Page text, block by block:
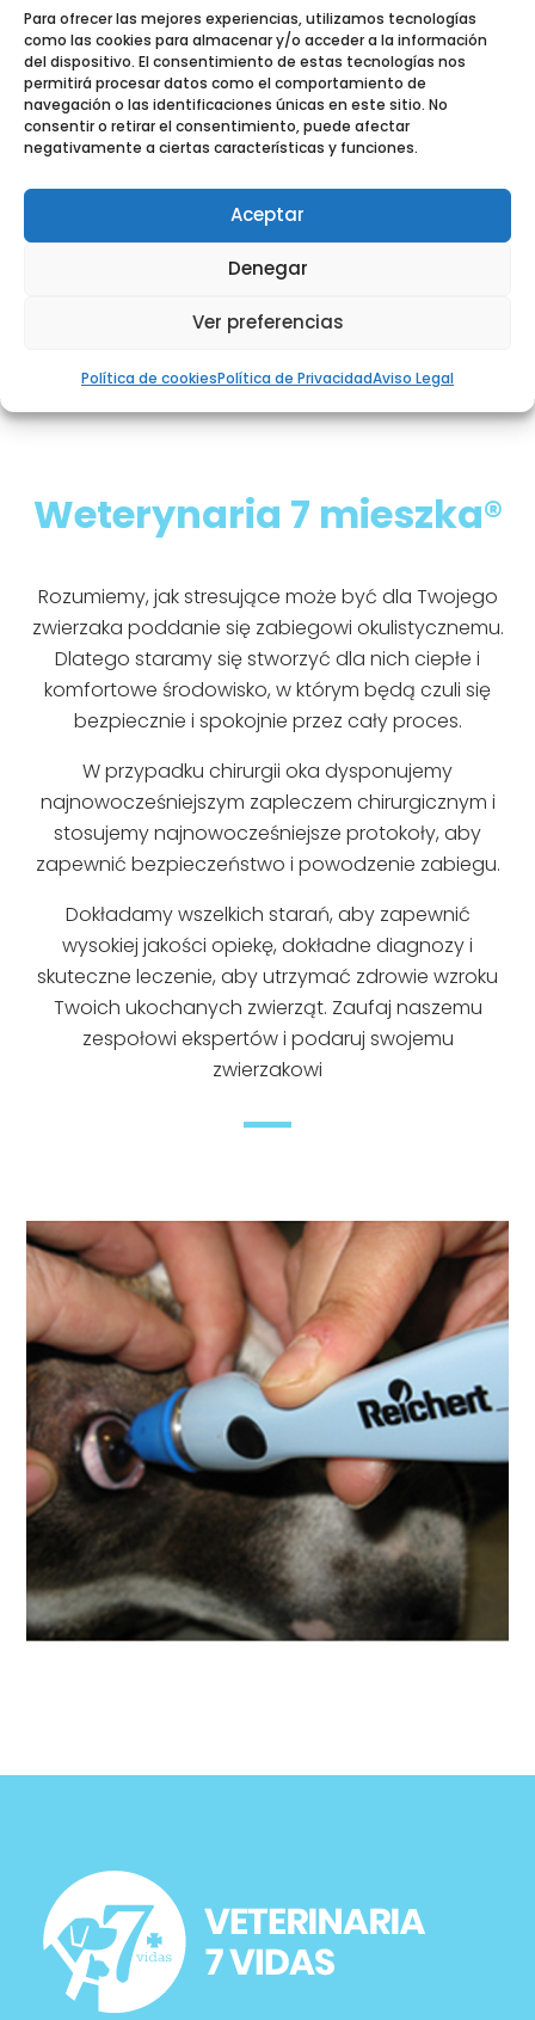
Para ofrecer las mejores experiencias, utilizamos tecnologías
como las cookies para almacenar y/o acceder a la información
del dispositivo. El consentimiento de estas tecnologías nos
permitirá procesar datos como el comportamiento de
navegación o las identificaciones únicas en este sitio. No
consentir o retirar el consentimiento, puede afectar
negativamente a ciertas características y funciones.
Aceptar
Denegar
Ver preferencias
Política de cookiesPolítica de PrivacidadAviso Legal
ZADBAJ O ZDROWIE WZROKU SWOJEGO
ZWIERZĘTA UMAWIAJĄC SIĘ NA WIZYTĘ
JUŻ DZIŚ
KONTAKT
Weterynaria 7 mieszka®
Rozumiemy, jak stresujące może być dla Twojego
zwierzaka poddanie się zabiegowi okulistycznemu.
Dlatego staramy się stworzyć dla nich ciepłe i
komfortowe środowisko, w którym będą czuli się
bezpiecznie i spokojnie przez cały proces.
W przypadku chirurgii oka dysponujemy
najnowocześniejszym zapleczem chirurgicznym i
stosujemy najnowocześniejsze protokoły, aby
zapewnić bezpieczeństwo i powodzenie zabiegu.
Dokładamy wszelkich starań, aby zapewnić
wysokiej jakości opiekę, dokładne diagnozy i
skuteczne leczenie, aby utrzymać zdrowie wzroku
Twoich ukochanych zwierząt. Zaufaj naszemu
zespołowi ekspertów i podaruj swojemu
zwierzakowi